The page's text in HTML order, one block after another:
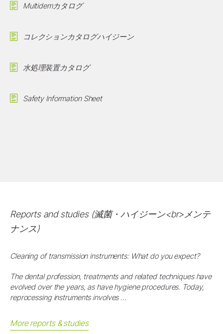
Multidemカタログ
コレクションカタログハイジーン
水処理装置カタログ
Safety Information Sheet
Reports and studies (滅菌・ハイジーン<br>メンテ
ナンス)
Cleaning of transmission instruments: What do you expect?
The dental profession, treatments and related techniques have
evolved over the years, as have hygiene procedures. Today,
reprocessing instruments involves ...
More reports & studies